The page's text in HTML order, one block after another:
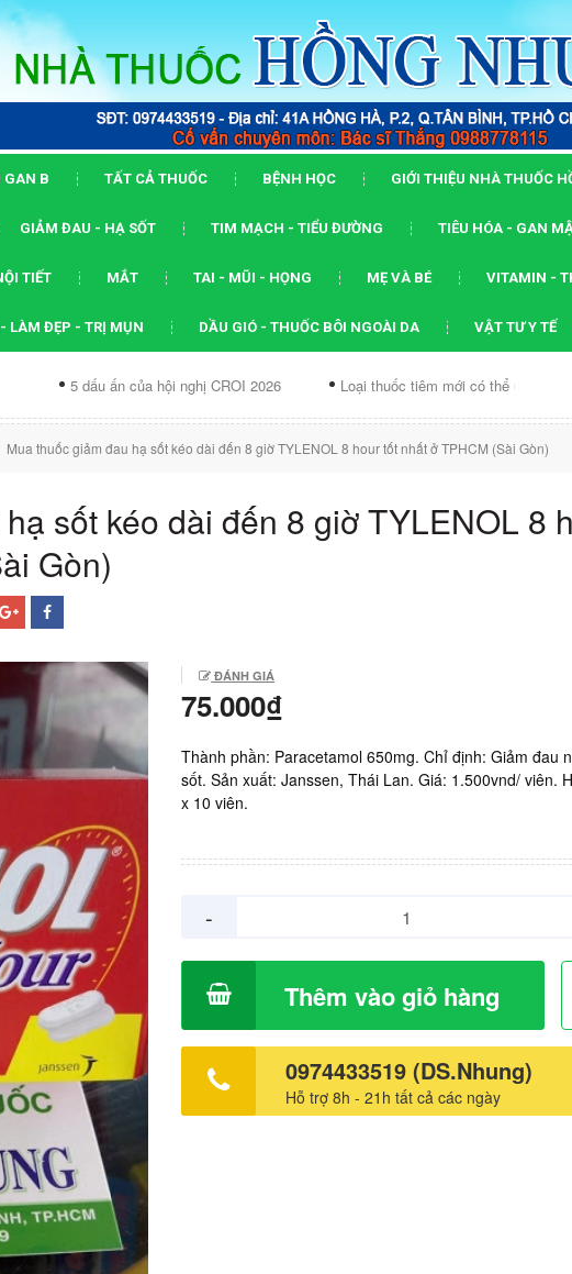
GAN B TẤT CẢ THUỐC BỆNH HỌC GIỚI THIỆU NHÀ THUỐC
GIẢM ĐAU - HẠ SỐT TIM MẠCH - TIỂU ĐƯỜNG TIÊU HÓA - GAN
TIẾT MẮT TAI - MŨI - HỌNG MẸ VÀ BÉ VITAMIN -
LÀM ĐẸP - TRỊ MỤN DẦU GIÓ - THUỐC BÔI NGOÀI DA VẬT TƯ Y TẾ
dấu ấn của hội nghị CROI 2026 Loại thuốc tiêm mới có thể ức chế...
Mua thuốc giảm đau hạ sốt kéo dài đến 8 giờ TYLENOL 8 hour tốt nhất ở TPHCM (Sài Gòn)
sốt kéo dài đến 8 giờ TYLENOL 8
Gòn)
ĐÁNH GIÁ
75.000₫
Thành phần: Paracetamol 650mg. Chỉ định: Giảm đau
sốt. Sản xuất: Janssen, Thái Lan. Giá: 1.500vnd/ viên.
x 10 viên.
-
Thêm vào giỏ hàng
0974433519 (DS.Nhung)
Hỗ trợ 8h - 21h tất cả các ngày